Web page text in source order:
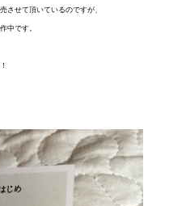
させて頂いているのですが、
中です。